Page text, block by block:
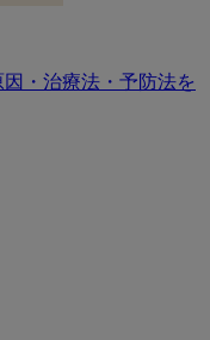
・治療法・予防法を